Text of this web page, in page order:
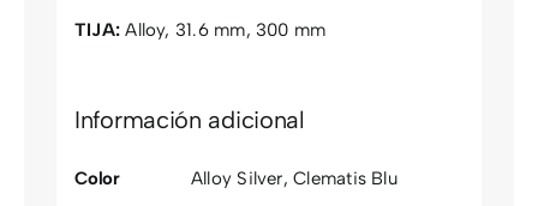
TIJA: Alloy, 31.6 mm, 300 mm
Información adicional
Color Alloy Silver,Clematis Blu